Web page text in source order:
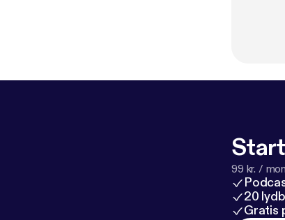
99 kr. /
20
Gratis